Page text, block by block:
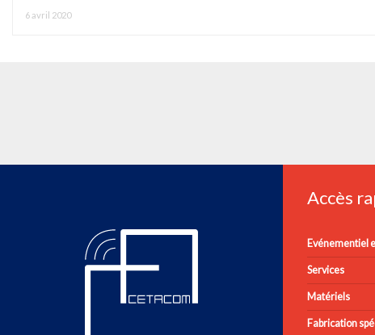
6 avril 2020
Accès
Evénementiel
Services
Matériels
Fabrication